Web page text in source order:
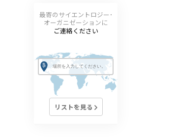
最寄のサイエントロジー･
オーガニゼーションに
ご連絡ください
リストを見る